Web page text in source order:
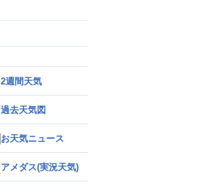
2週間天気
過去天気図
お天気ニュース
アメダス(実況天気)